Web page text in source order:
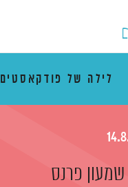
לילה של פודקאסטים
שמעון פרנס